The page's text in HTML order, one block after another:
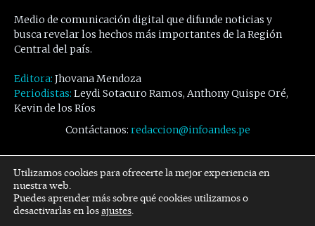
Medio de comunicación digital que difunde noticias y
busca revelar los hechos más importantes de la Región
Central del país.
Editora: Jhovana Mendoza
Periodistas: Leydi Sotacuro Ramos, Anthony Quispe Oré,
Kevin de los Ríos
Contáctanos: redaccion@infoandes.pe
Síguenos
Facebook Twitter Youtube
Utilizamos cookies para ofrecerte la mejor experiencia en
nuestra web.
Puedes aprender más sobre qué cookies utilizamos o
desactivarlas en losajustes.